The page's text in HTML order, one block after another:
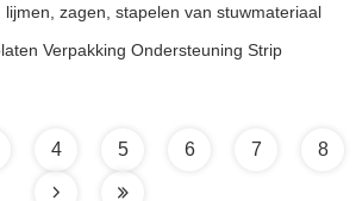
lijmen, zagen, stapelen van stuwmateriaal
Verpakking Ondersteuning Strip
4 5 6 7 8